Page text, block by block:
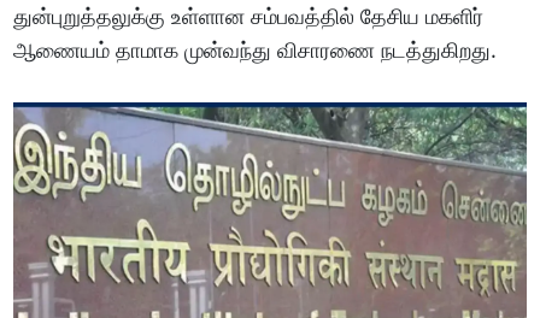
துன்புறுத்தலுக்கு உள்ளான சம்பவத்தில் தேசிய மகளிர்
ஆணையம் தாமாக முன்வந்து விசாரணை நடத்துகிறது.